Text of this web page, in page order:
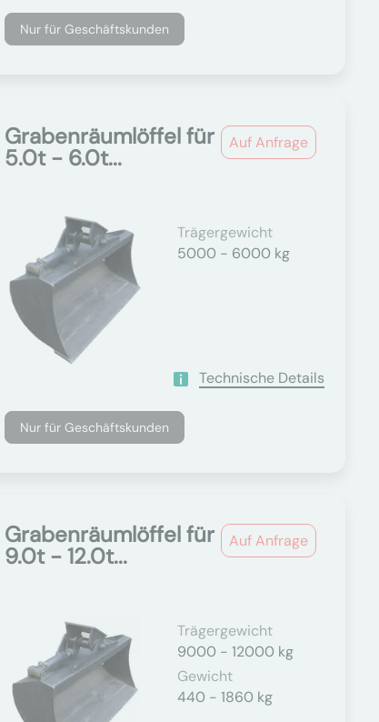
Nur für Geschäftskunden
Auf Anfrage
Grabenräumlöffel für
5.0t - 6.0t...
Trägergewicht
5000 - 6000 kg
Technische Details
Nur für Geschäftskunden
Auf Anfrage
Grabenräumlöffel für
9.0t - 12.0t...
Trägergewicht
9000 - 12000 kg
Gewicht
440 - 1860 kg